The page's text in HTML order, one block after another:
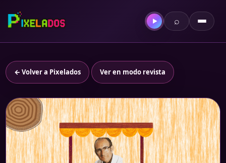
▶ ⌕
← Volver a Pixelados Ver en modo revista